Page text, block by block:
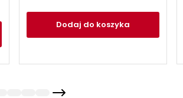
Dodaj do koszyka